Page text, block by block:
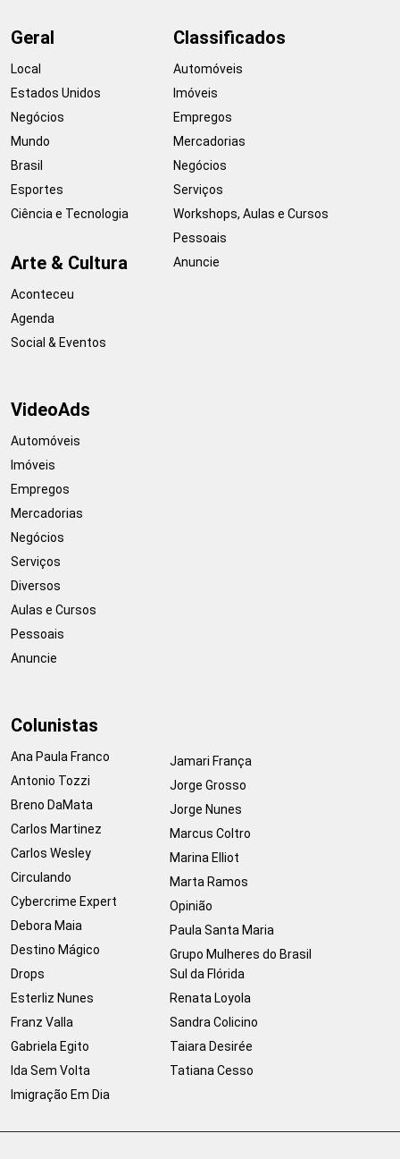
Geral
Local
Estados Unidos
Negócios
Mundo
Brasil
Esportes
Ciência e Tecnologia
Arte & Cultura
Aconteceu
Agenda
Social & Eventos
Classificados
Automóveis
Imóveis
Empregos
Mercadorias
Negócios
Serviços
Workshops, Aulas e Cursos
Pessoais
Anuncie
VideoAds
Automóveis
Imóveis
Empregos
Mercadorias
Negócios
Serviços
Diversos
Aulas e Cursos
Pessoais
Anuncie
Colunistas
Ana Paula Franco
Antonio Tozzi
Breno DaMata
Carlos Martinez
Carlos Wesley
Circulando
Cybercrime Expert
Debora Maia
Destino Mágico
Drops
Esterliz Nunes
Franz Valla
Gabriela Egito
Ida Sem Volta
Imigração Em Dia
Jamari França
Jorge Grosso
Jorge Nunes
Marcus Coltro
Marina Elliot
Marta Ramos
Opinião
Paula Santa Maria
Grupo Mulheres do Brasil
Sul da Flórida
Renata Loyola
Sandra Colicino
Taiara Desirée
Tatiana Cesso